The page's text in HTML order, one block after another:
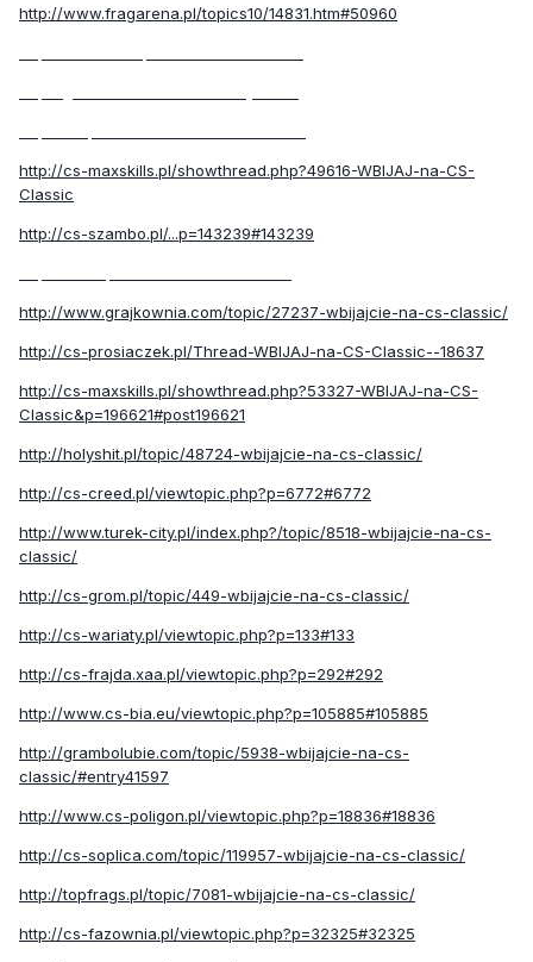
http://www.fragarena.pl/topics10/14831.htm#50960
http://cs-maxskills.pl/showthread.php?49616-WBIJAJ-na-CS-
Classic
http://cs-szambo.pl/...p=143239#143239
http://www.grajkownia.com/topic/27237-wbijajcie-na-cs-classic/
http://cs-prosiaczek.pl/Thread-WBIJAJ-na-CS-Classic--18637
http://cs-maxskills.pl/showthread.php?53327-WBIJAJ-na-CS-
Classic&p=196621#post196621
http://holyshit.pl/topic/48724-wbijajcie-na-cs-classic/
http://cs-creed.pl/viewtopic.php?p=6772#6772
http://www.turek-city.pl/index.php?/topic/8518-wbijajcie-na-cs-
classic/
http://cs-grom.pl/topic/449-wbijajcie-na-cs-classic/
http://cs-wariaty.pl/viewtopic.php?p=133#133
http://cs-frajda.xaa.pl/viewtopic.php?p=292#292
http://www.cs-bia.eu/viewtopic.php?p=105885#105885
http://grambolubie.com/topic/5938-wbijajcie-na-cs-
classic/#entry41597
http://www.cs-poligon.pl/viewtopic.php?p=18836#18836
http://cs-soplica.com/topic/119957-wbijajcie-na-cs-classic/
http://topfrags.pl/topic/7081-wbijajcie-na-cs-classic/
http://cs-fazownia.pl/viewtopic.php?p=32325#32325